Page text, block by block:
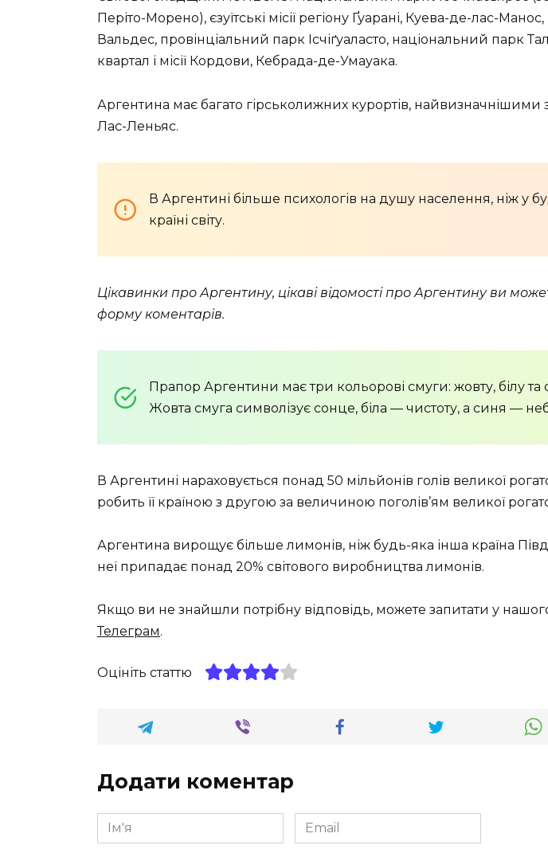
Періто-Морено), єзуїтські місії регіону Ґуарані, Куева-де-лас-Манос,
Вальдес, провінціальний парк Ісчіґуаласто, національний парк
квартал і місії Кордови, Кебрада-де-Умауака.
Аргентина має багато гірськолижних курортів, найвизначнішими
Лас-Леньяс.
В Аргентині більше психологів на душу населення, ніж у
країні світу.
Цікавинки про Аргентину, цікаві відомості про Аргентину ви
форму коментарів.
Прапор Аргентини має три кольорові смуги: жовту, білу та
Жовта смуга символізує сонце, біла — чистоту, а синя —
В Аргентині нараховується понад 50 мільйонів голів великої
робить її країною з другою за величиною поголів’ям великої
Аргентина вирощує більше лимонів, ніж будь-яка інша країна
неї припадає понад 20% світового виробництва лимонів.
Якщо ви не знайшли потрібну відповідь, можете запитати у
Телеграм.
Оцініть статтю
Додати коментар
Ім'я
*
Email
*